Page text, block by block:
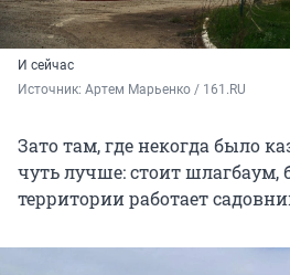
И сейчас
Источник: Артем Марьенко / 161.RU
Зато там, где некогда было
чуть лучше: стоит шлагбаум,
территории работает